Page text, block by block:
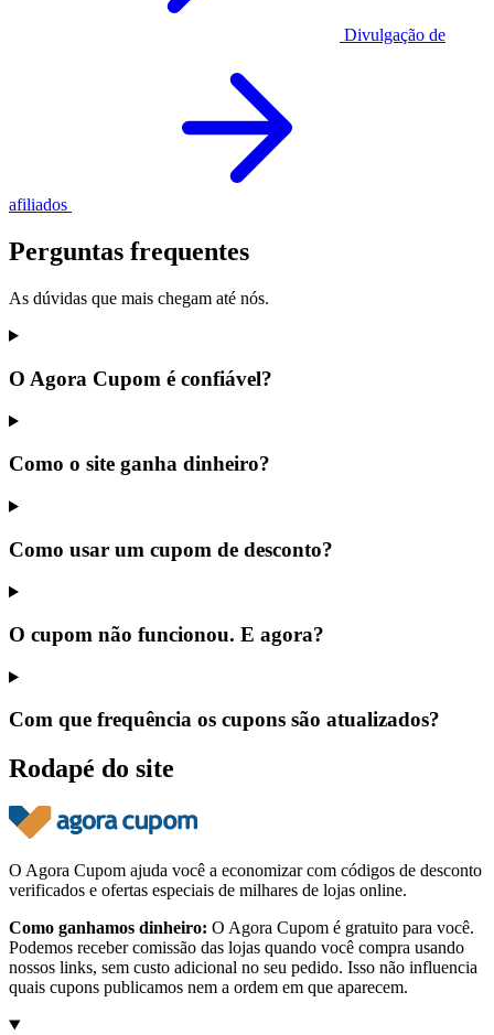
Divulgação de
afiliados
Perguntas frequentes
As dúvidas que mais chegam até nós.
O Agora Cupom é confiável?
Como o site ganha dinheiro?
Como usar um cupom de desconto?
O cupom não funcionou. E agora?
Com que frequência os cupons são atualizados?
Rodapé do site
O Agora Cupom ajuda você a economizar com códigos de desconto
verificados e ofertas especiais de milhares de lojas online.
Como ganhamos dinheiro: O Agora Cupom é gratuito para você.
Podemos receber comissão das lojas quando você compra usando
nossos links, sem custo adicional no seu pedido. Isso não influencia
quais cupons publicamos nem a ordem em que aparecem.